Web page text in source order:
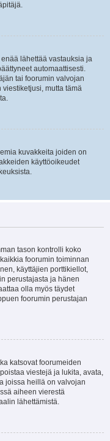
lähettää vastauksia ja
automaattisesti.
tai foorumin valvojan
mutta tämä
kuvakkeita joiden on
käyttöoikeudet
tason kontrolli koko
foorumin toiminnan
käyttäjien porttikiellot,
perustajasta ja hänen
olla myös täydet
foorumin perustajan
katsovat foorumeiden
viestejä ja lukita, avata,
joissa heillä on valvojan
aiheen vierestä
lähettämistä.